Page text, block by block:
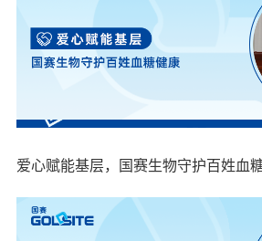
爱心赋能基层，国赛生物守护百姓血